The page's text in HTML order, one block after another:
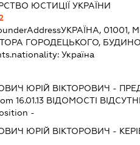
ЮСТИЦІЇ УКРАЇНИ
УКРАЇНА, 01001,
ГОРОДЕЦЬКОГО,
Україна
ЮРІЙ ВІКТОРОВИЧ -
16.01.13ВІДОМОСТІ ВІДСУТНІ
-
ЮРІЙ ВІКТОРОВИЧ -